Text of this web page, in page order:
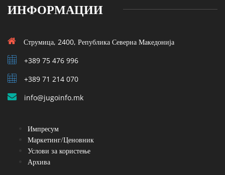
ИНФОРМАЦИИ
Струмица, 2400, Република Северна Македонија
+389 75 476 996
+389 71 214 070
info@jugoinfo.mk
Импресум
Маркетинг/Ценовник
Услови за користење
Архива